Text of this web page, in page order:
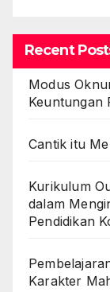
Recent
Modus
Keuntungan
Cantik itu
Kurikulum
dalam
Pendidikan
Karakter